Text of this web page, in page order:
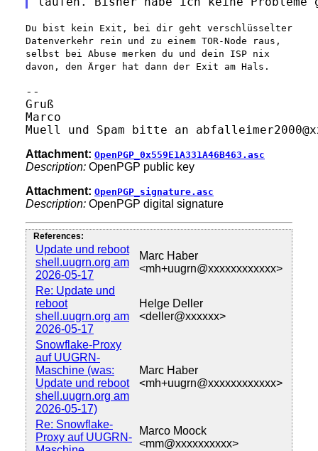
Du bist kein Exit, bei dir geht verschlüsselter
Datenverkehr rein und zu einem TOR-Node raus,
selbst bei Abuse merken du und dein ISP nix
davon, den Ärger hat dann der Exit am Hals.
--
Gruß
Marco
Attachment: OpenPGP_0x559E1A331A46B463.asc
Description: OpenPGP public key
Attachment: OpenPGP_signature.asc
Description: OpenPGP digital signature
References:
Update und reboot
shell.uugrn.org am
2026-05-17
Marc Haber
<mh+uugrn@xxxxxxxxxxxx>
Re: Update und
reboot
shell.uugrn.org am
2026-05-17
Helge Deller
<deller@xxxxxx>
Snowflake-Proxy
auf UUGRN-
Maschine (was:
Update und reboot
shell.uugrn.org am
2026-05-17)
Marc Haber
<mh+uugrn@xxxxxxxxxxxx>
Re: Snowflake-
Proxy auf UUGRN-
Marco Moock
<mm@xxxxxxxxxx>